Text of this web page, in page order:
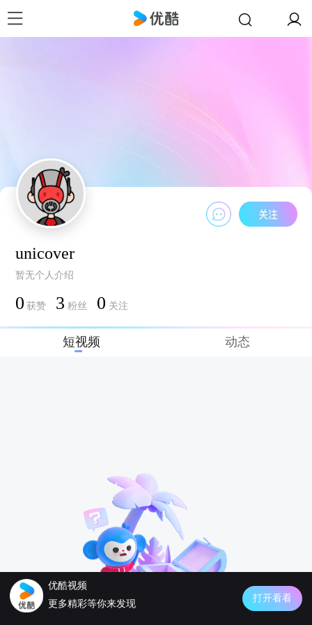
unicover
暂无个人介绍
0 获赞 3 粉丝 0 关注
短视频 动态
优酷视频
更多精彩等你来发现
打开看看